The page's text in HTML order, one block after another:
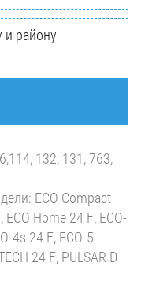
и району
132, 131, 763,
ECO Compact
Home 24 F, ECO-
4s 24 F, ECO-5
24 F, PULSAR D